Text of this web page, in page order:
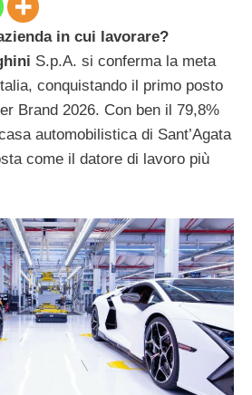
in cui lavorare?
S.p.A. si conferma la meta
conquistando il primo posto
Brand 2026. Con ben il 79,8%
automobilistica di Sant’Agata
come il datore di lavoro più